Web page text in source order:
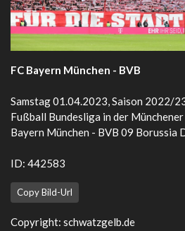
FC Bayern München - BVB
Samstag 01.04.2023, Saison 2022/
Fußball Bundesliga in der
Bayern München - BVB 09 Borussia
ID: 442583
Copy Bild-Url
Copyright: schwatzgelb.de